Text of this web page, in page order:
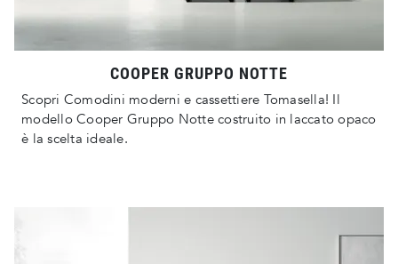
COOPER GRUPPO NOTTE
Scopri Comodini moderni e cassettiere Tomasella! Il
modello Cooper Gruppo Notte costruito in laccato opaco
è la scelta ideale.